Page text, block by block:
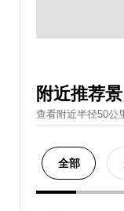
附近推荐
查看附近半径50公
全部